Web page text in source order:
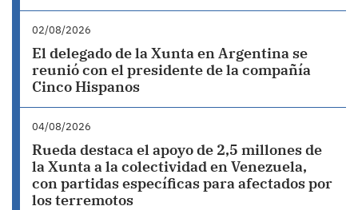
02/08/2026
El delegado de la Xunta en Argentina se
reunió con el presidente de la compañía
Cinco Hispanos
04/08/2026
Rueda destaca el apoyo de 2,5 millones de
la Xunta a la colectividad en Venezuela,
con partidas específicas para afectados por
los terremotos